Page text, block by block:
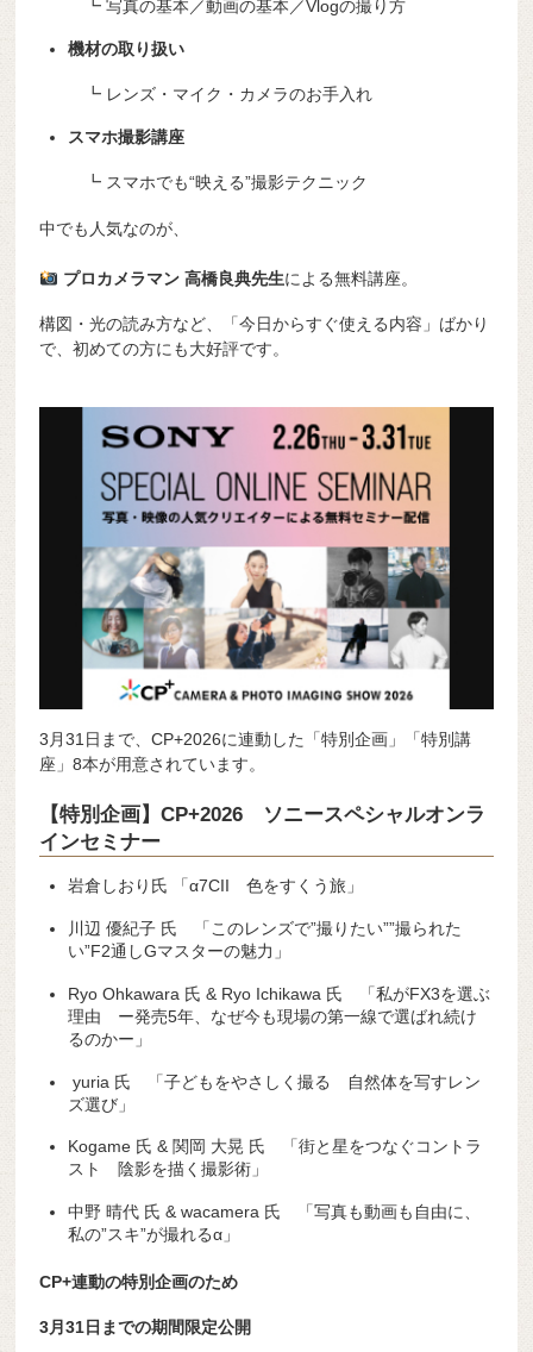
┗ 写真の基本／動画の基本／Vlogの撮り方
機材の取り扱い
┗ レンズ・マイク・カメラのお手入れ
スマホ撮影講座
┗ スマホでも“映える”撮影テクニック
中でも人気なのが、
プロカメラマン 高橋良典先生による無料講座。
構図・光の読み方など、「今日からすぐ使える内容」ばかり
で、初めての方にも大好評です。
3月31日まで、CP+2026に連動した「特別企画」「特別講
座」8本が用意されています。
【特別企画】CP+2026 ソニースペシャルオンラ
インセミナー
岩倉しおり氏 「α7CII 色をすくう旅」
川辺 優紀子 氏 「このレンズで”撮りたい””撮られた
い”F2通しGマスターの魅力」
Ryo Ohkawara 氏 & Ryo Ichikawa 氏 「私がFX3を選ぶ
理由 ー発売5年、なぜ今も現場の第一線で選ばれ続け
るのかー」
yuria 氏 「子どもをやさしく撮る 自然体を写すレン
ズ選び」
Kogame 氏 & 関岡 大晃 氏 「街と星をつなぐコントラ
スト 陰影を描く撮影術」
中野 晴代 氏 & wacamera 氏 「写真も動画も自由に、
私の”スキ”が撮れるα」
CP+連動の特別企画のため
3月31日までの期間限定公開